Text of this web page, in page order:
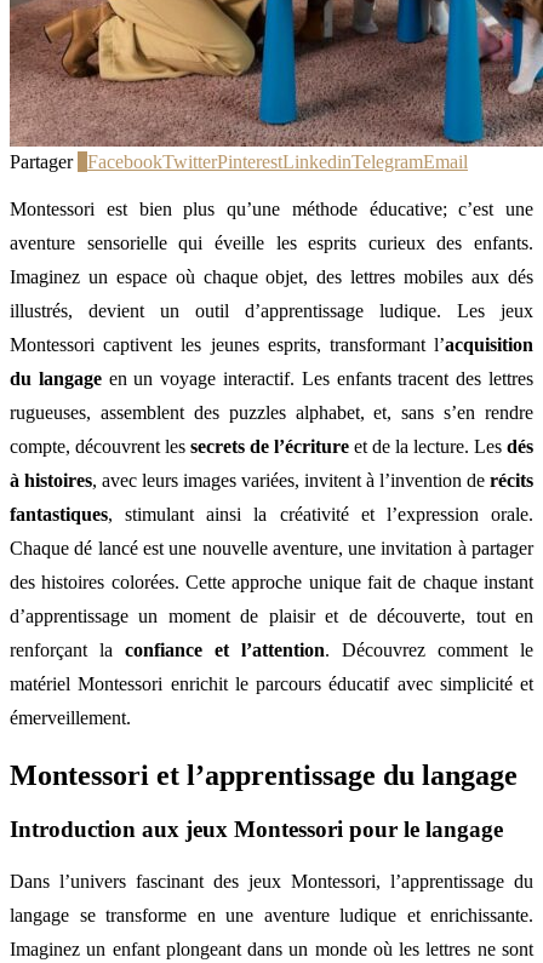
Partager FacebookTwitterPinterestLinkedinTelegramEmail
Montessori est bien plus qu’une méthode éducative; c’est une
aventure sensorielle qui éveille les esprits curieux des enfants.
Imaginez un espace où chaque objet, des lettres mobiles aux dés
illustrés, devient un outil d’apprentissage ludique. Les jeux
Montessori captivent les jeunes esprits, transformant l’acquisition
du langageen un voyage interactif. Les enfants tracent des lettres
rugueuses, assemblent des puzzles alphabet, et, sans s’en rendre
compte, découvrent les secrets de l’écriture et de la lecture. Les dés
à histoires, avec leurs images variées, invitent à l’invention de récits
fantastiques, stimulant ainsi la créativité et l’expression orale.
Chaque dé lancé est une nouvelle aventure, une invitation à partager
des histoires colorées. Cette approche unique fait de chaque instant
d’apprentissage un moment de plaisir et de découverte, tout en
renforçant la confiance et l’attention. Découvrez comment le
matériel Montessori enrichit le parcours éducatif avec simplicité et
émerveillement.
Montessori et l’apprentissage du langage
Introduction aux jeux Montessori pour le langage
Dans l’univers fascinant des jeux Montessori, l’apprentissage du
langage se transforme en une aventure ludique et enrichissante.
Imaginez un enfant plongeant dans un monde où les lettres ne sont